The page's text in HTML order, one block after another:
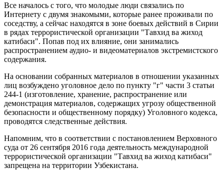
Все началось с того, что молодые люди связались по
Интернету с двумя знакомыми, которые ранее проживали по
соседству, а сейчас находятся в зоне боевых действий в Сирии
в рядах террористической организации "Тавхид ва жиход
катибаси". Попав под их влияние, они занимались
распространением аудио- и видеоматериалов экстремистского
содержания.
На основании собранных материалов в отношении указанных
лиц возбуждено уголовное дело по пункту "г" части 3 статьи
244-1 (изготовление, хранение, распространение или
демонстрация материалов, содержащих угрозу общественной
безопасности и общественному порядку) Уголовного кодекса,
проводятся следственные действия.
Напомним, что в соответствии с постановлением Верховного
суда от 26 сентября 2016 года деятельность международной
террористической организации "Тавхид ва жиход катибаси"
запрещена на территории Узбекистана.